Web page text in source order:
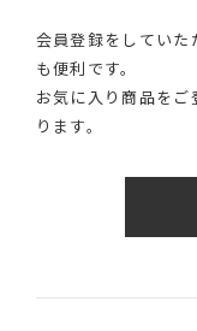
会員登録をしていた
も便利です。
お気に入り商品を
ります。